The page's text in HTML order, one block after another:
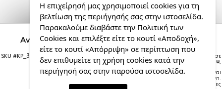
Vinícius Júnior (Βινίσιους Ζούνιορ), Κούπα
Ανοξείδωτη διπλού τοιχώματος 300ml με καπάκι
διατήρησης θερμοκρασίας
SKU #KP_33469_metal-mug-big Η παραγγελία σας θα παραδοθεί σε
courier έως τηνΤρίτη 18 Αυγούστου,
Σημείωση:Η παράδοση στο courier είναι
εκτιμώμενη.
1–3 εργάσιμες
Expert
Web
Development
Services
από
την
CDL.gr
Η επιχείρησή μας χρησιμοποιεί cookies για τη
βελτίωση της περιήγησής σας στην ιστοσελίδα.
Παρακαλούμε διαβάστε την Πολιτική των
Cookies και επιλέξτε είτε το κουτί «Αποδοχή»,
είτε το κουτί «Απόρριψη» σε περίπτωση που
δεν επιθυμείτε τη χρήση cookies κατά την
περιήγησή σας στην παρούσα ιστοσελίδα.